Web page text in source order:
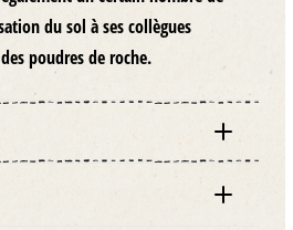
du sol à ses collègues
poudres de roche.